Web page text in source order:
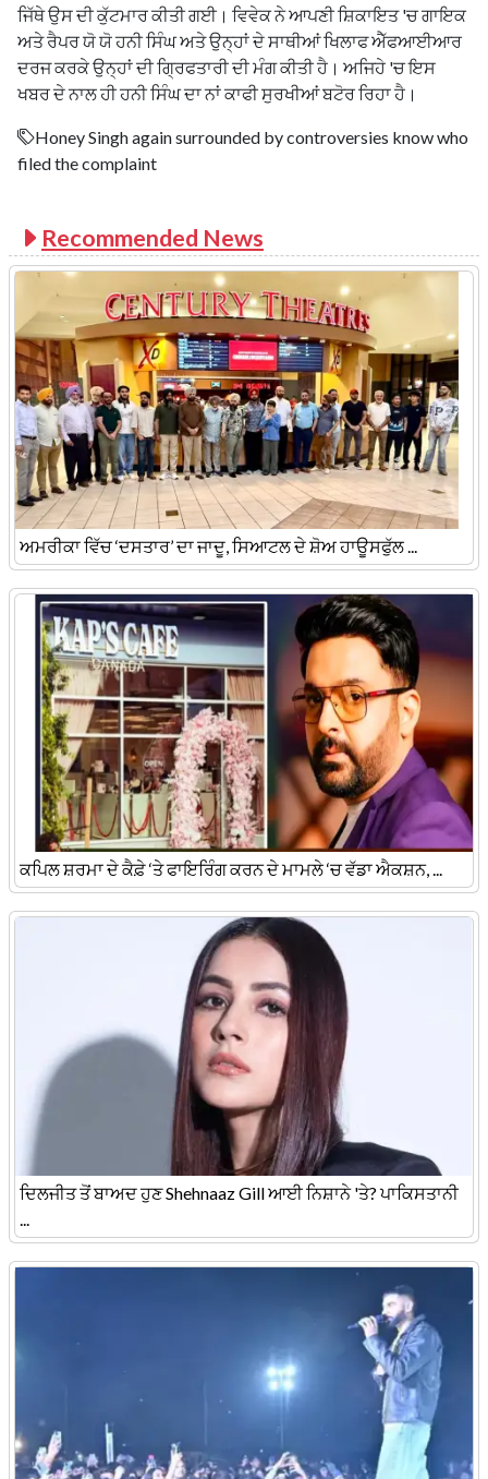
ਜਿੱਥੇ ਉਸ ਦੀ ਕੁੱਟਮਾਰ ਕੀਤੀ ਗਈ। ਵਿਵੇਕ ਨੇ ਆਪਣੀ ਸ਼ਿਕਾਇਤ 'ਚ ਗਾਇਕ
ਅਤੇ ਰੈਪਰ ਯੋ ਯੋ ਹਨੀ ਸਿੰਘ ਅਤੇ ਉਨ੍ਹਾਂ ਦੇ ਸਾਥੀਆਂ ਖਿਲਾਫ ਐੱਫਆਈਆਰ
ਦਰਜ ਕਰਕੇ ਉਨ੍ਹਾਂ ਦੀ ਗ੍ਰਿਫਤਾਰੀ ਦੀ ਮੰਗ ਕੀਤੀ ਹੈ। ਅਜਿਹੇ 'ਚ ਇਸ
ਖਬਰ ਦੇ ਨਾਲ ਹੀ ਹਨੀ ਸਿੰਘ ਦਾ ਨਾਂ ਕਾਫੀ ਸੁਰਖੀਆਂ ਬਟੋਰ ਰਿਹਾ ਹੈ।
Honey Singh again surrounded by controversies know who
filed the complaint
Recommended News
ਅਮਰੀਕਾ ਵਿੱਚ ‘ਦਸਤਾਰ’ ਦਾ ਜਾਦੂ, ਸਿਆਟਲ ਦੇ ਸ਼ੋਅ ਹਾਊਸਫੁੱਲ ...
ਕਪਿਲ ਸ਼ਰਮਾ ਦੇ ਕੈਫ਼ੇ ‘ਤੇ ਫਾਇਰਿੰਗ ਕਰਨ ਦੇ ਮਾਮਲੇ ‘ਚ ਵੱਡਾ ਐਕਸ਼ਨ, ...
ਦਿਲਜੀਤ ਤੋਂ ਬਾਅਦ ਹੁਣ Shehnaaz Gill ਆਈ ਨਿਸ਼ਾਨੇ 'ਤੇ? ਪਾਕਿਸਤਾਨੀ